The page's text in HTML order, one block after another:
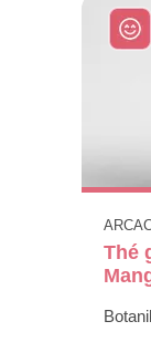
Thé